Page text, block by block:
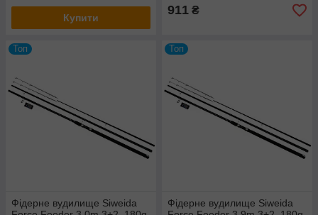
Купити
911 ₴
Топ
Фідерне вудилище Siweida
Топ
Фідерне вудилище Siweida